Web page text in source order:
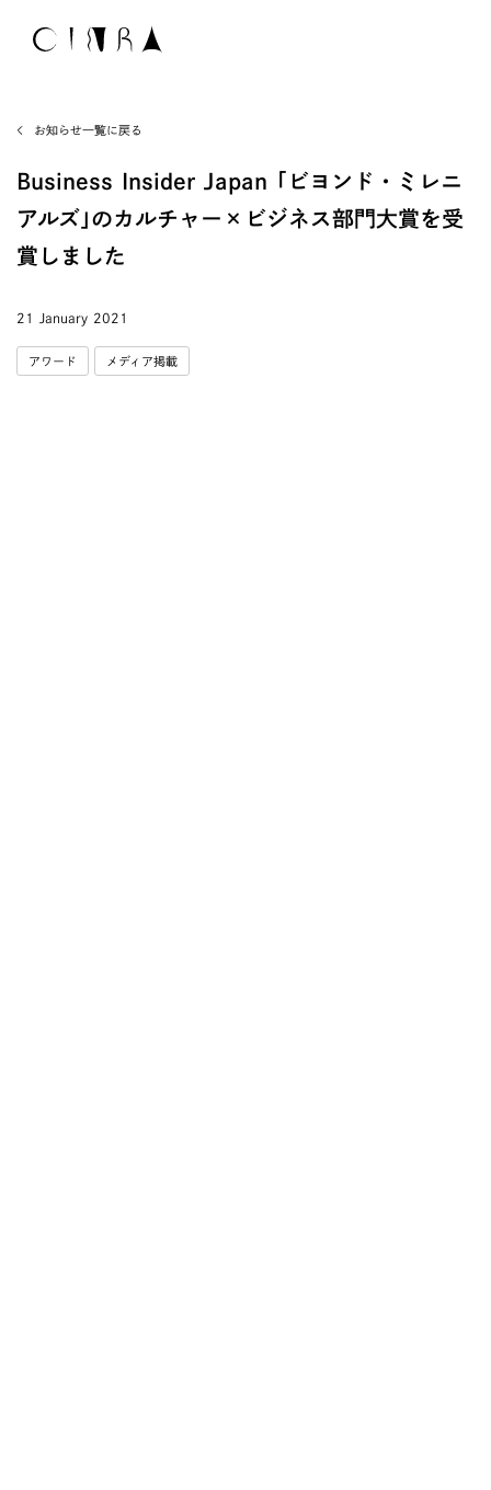
お知らせ一覧に戻る
Business Insider Japan ｢ビヨンド・ミレニ
アルズ｣のカルチャー×ビジネス部門大賞を受
賞しました
21 January 2021
アワード メディア掲載